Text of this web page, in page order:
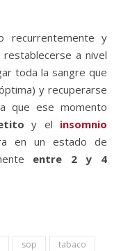
recurrentemente y
a nivel
toda la sangre que
y recuperarse
que ese momento
y el insomnio
en un estado de
entre 2 y 4
sop
tabaco